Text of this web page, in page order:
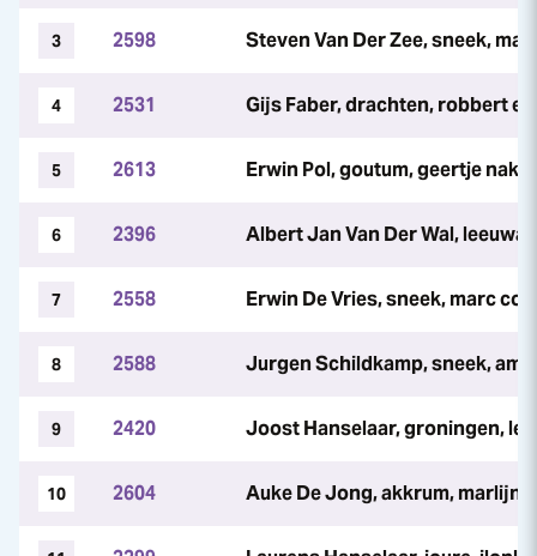
3 2598 Steven Van Der Zee, sneek,
4 2531 Gijs Faber, drachten, robbert
5 2613 Erwin Pol, goutum, geertje
6 2396 Albert Jan Van Der Wal,
7 2558 Erwin De Vries, sneek, marc
8 2588 Jurgen Schildkamp, sneek,
9 2420 Joost Hanselaar, groningen,
10 2604 Auke De Jong, akkrum, marlijn